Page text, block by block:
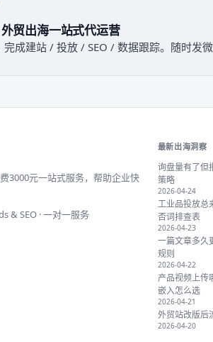
贸出海一站式代运营
成建站 / 投放 / SEO / 数据跟踪。随时发
3000元一站式服务，帮助企业快
& SEO · 一对一服务
最新出海洞察
询盘量有了但
策略
2026-04-24
工业品投放总
否词排查表
2026-04-23
一篇文章多久
规则
2026-04-22
产品视频上传
嵌入怎么选
2026-04-21
外贸站改版后
2026-04-20